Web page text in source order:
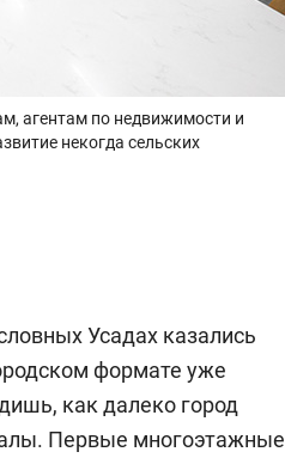
агентам по недвижимости и
некогда сельских
Усадах казались
формате уже
как далеко город
Первые многоэтажные